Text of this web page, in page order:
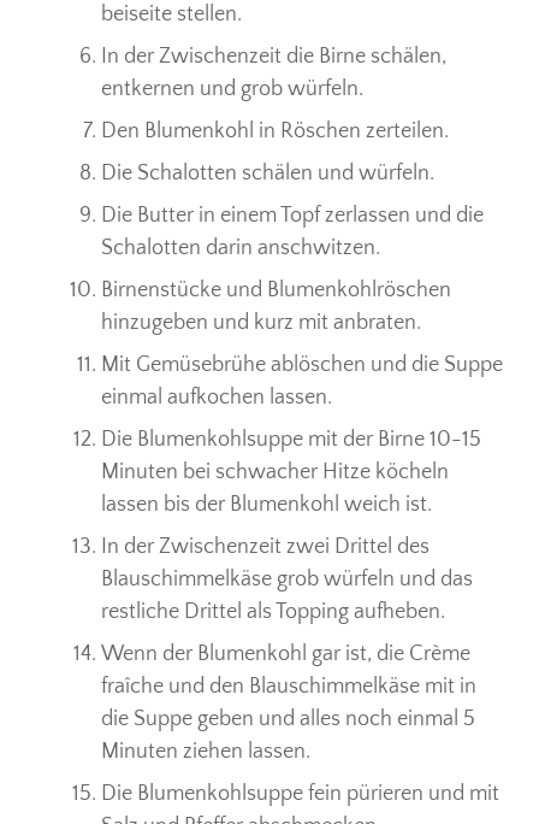
beiseite stellen.
In der Zwischenzeit die Birne schälen,
entkernen und grob würfeln.
Den Blumenkohl in Röschen zerteilen.
Die Schalotten schälen und würfeln.
Die Butter in einem Topf zerlassen und die
Schalotten darin anschwitzen.
Birnenstücke und Blumenkohlröschen
hinzugeben und kurz mit anbraten.
Mit Gemüsebrühe ablöschen und die Suppe
einmal aufkochen lassen.
Die Blumenkohlsuppe mit der Birne 10-15
Minuten bei schwacher Hitze köcheln
lassen bis der Blumenkohl weich ist.
In der Zwischenzeit zwei Drittel des
Blauschimmelkäse grob würfeln und das
restliche Drittel als Topping aufheben.
Wenn der Blumenkohl gar ist, die Crème
fraîche und den Blauschimmelkäse mit in
die Suppe geben und alles noch einmal 5
Minuten ziehen lassen.
Die Blumenkohlsuppe fein pürieren und mit